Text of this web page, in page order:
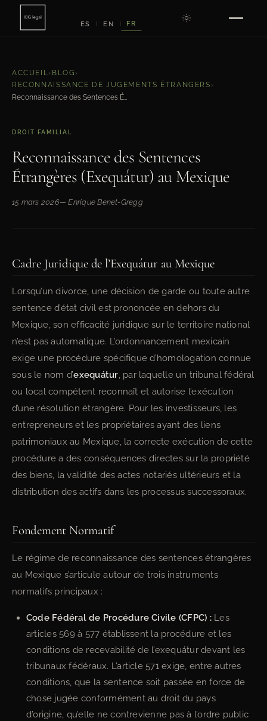
ES EN FR
ACCUEIL› BLOG ›
RECONNAISSANCE DE JUGEMENTS ÉTRANGERS ›
Reconnaissance des Sentences Étrangères (Exequátur) au Mexique
DROIT FAMILIAL
Reconnaissance des Sentences
Étrangères (Exequátur) au Mexique
15 mars 2026— Enrique Benet-Gregg
Cadre Juridique de l’Exequátur au Mexique
Lorsqu’un divorce, une décision de garde ou toute autre
sentence d’état civil est prononcée en dehors du
Mexique, son efficacité juridique sur le territoire national
n’est pas automatique. L’ordonnancement mexicain
exige une procédure spécifique d’homologation connue
sous le nom d’exequátur, par laquelle un tribunal fédéral
ou local compétent reconnaît et autorise l’exécution
d’une résolution étrangère. Pour les investisseurs, les
entrepreneurs et les propriétaires ayant des liens
patrimoniaux au Mexique, la correcte exécution de cette
procédure a des conséquences directes sur la propriété
des biens, la validité des actes notariés ultérieurs et la
distribution des actifs dans les processus successoraux.
Fondement Normatif
Le régime de reconnaissance des sentences étrangères
au Mexique s’articule autour de trois instruments
normatifs principaux :
Code Fédéral de Procédure Civile (CFPC) :Les
articles 569 à 577 établissent la procédure et les
conditions de recevabilité de l’exequátur devant les
tribunaux fédéraux. L’article 571 exige, entre autres
conditions, que la sentence soit passée en force de
chose jugée conformément au droit du pays
d’origine, qu’elle ne contrevienne pas à l’ordre public